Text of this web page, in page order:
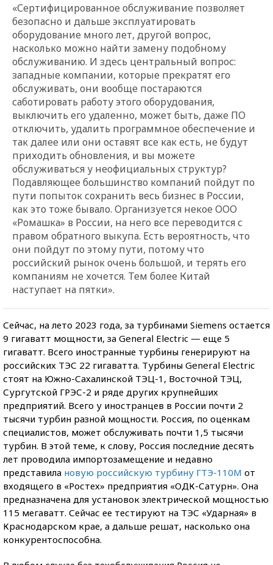
«Сертифицированное обслуживание позволяет
безопасно и дальше эксплуатировать
оборудование много лет, другой вопрос,
насколько можно найти замену подобному
обслуживанию. И здесь центральный вопрос:
западные компании, которые прекратят его
обслуживать, они вообще постараются
саботировать работу этого оборудования,
выключить его удаленно, может быть, даже ПО
отключить, удалить программное обеспечение и
так далее или они оставят все как есть, не будут
приходить обновления, и вы можете
обслуживаться у неофициальных структур?
Подавляющее большинство компаний пойдут по
пути попыток сохранить весь бизнес в России,
как это тоже бывало. Организуется некое ООО
«Ромашка» в России, на него все переводится с
правом обратного выкупа. Есть вероятность, что
они пойдут по этому пути, потому что
российский рынок очень большой, и терять его
компаниям не хочется. Тем более Китай
наступает на пятки».
Сейчас, на лето 2023 года, за турбинами Siemens остается
9 гигаватт мощности, за General Electric — еще 5
гигаватт. Всего иностранные турбины генерируют на
российских ТЭС 22 гигаватта. Турбины General Electric
стоят на Южно-Сахалинской ТЭЦ-1, Восточной ТЭЦ,
Сургутской ГРЭС-2 и ряде других крупнейших
предприятий. Всего у иностранцев в России почти 2
тысячи турбин разной мощности. Россия, по оценкам
специалистов, может обслуживать почти 1,5 тысячи
турбин. В этой теме, к слову, Россия последние десять
лет проводила импортозамещение и недавно
представила новую российскую турбину ГТЭ-110М от
входящего в «Ростех» предприятия «ОДК-Сатурн». Она
предназначена для установок электрической мощностью
115 мегаватт. Сейчас ее тестируют на ТЭС «Ударная» в
Краснодарском крае, а дальше решат, насколько она
конкурентоспособна.